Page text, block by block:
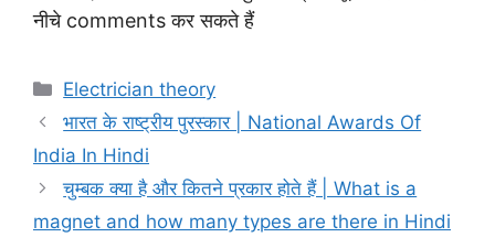
नीचे comments कर सकते हैं
Categories
Electrician theory
भारत के राष्ट्रीय पुरस्कार | National Awards Of
India In Hindi
चुम्बक क्या है और कितने प्रकार होते हैं | What is a
magnet and how many types are there in Hindi